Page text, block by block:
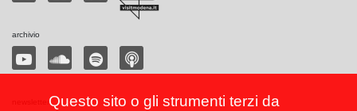
archivio
Questo sito o gli strumenti terzi da